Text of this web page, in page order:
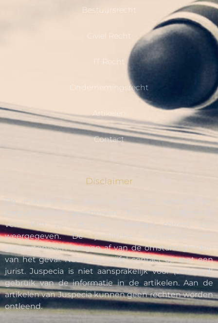
Bestuursrecht
Civiel Recht
IT Recht
Ondernemingsrecht
Artikelen
Contact
Disclaimer
De artikelen van Juspecia zijn met aandacht en
zorgvuldigheid geschreven. Toch kan informatie
verouderd zijn of niet helemaal correct zijn
weergegeven. De juridische kwalificatie van
gebeurtenissen hangen af van de omstandigheden
van het geval. Neem bij twijfel contact op met een
jurist. Juspecia is niet aansprakelijk voor (verkeerd)
gebruik van de informatie in de artikelen. Aan de
artikelen van Juspecia kunnen geen rechten worden
ontleend.